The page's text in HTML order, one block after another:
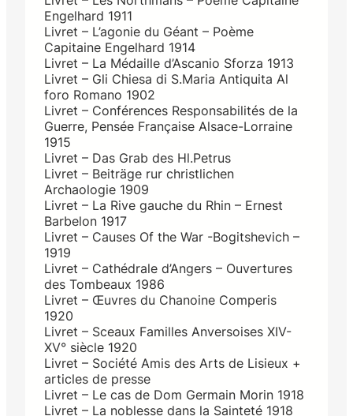
Engelhard 1911
Livret – L’agonie du Géant – Poème
Capitaine Engelhard 1914
Livret – La Médaille d’Ascanio Sforza 1913
Livret – Gli Chiesa di S.Maria Antiquita Al
foro Romano 1902
Livret – Conférences Responsabilités de la
Guerre, Pensée Française Alsace-Lorraine
1915
Livret – Das Grab des Hl.Petrus
Livret – Beiträge rur christlichen
Archaologie 1909
Livret – La Rive gauche du Rhin – Ernest
Barbelon 1917
Livret – Causes Of the War -Bogitshevich –
1919
Livret – Cathédrale d’Angers – Ouvertures
des Tombeaux 1986
Livret – Œuvres du Chanoine Comperis
1920
Livret – Sceaux Familles Anversoises XIV-
XV° siècle 1920
Livret – Société Amis des Arts de Lisieux +
articles de presse
Livret – Le cas de Dom Germain Morin 1918
Livret – La noblesse dans la Sainteté 1918